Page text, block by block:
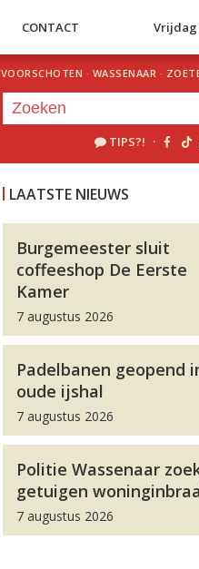
CONTACT Vrijdag
VOORSCHOTEN · WASSENAAR ·
TIPS?! ·
LAATSTE NIEUWS
Burgemeester sluit
coffeeshop De Eerste
Kamer
7 augustus 2026
Padelbanen geopend
oude ijshal
7 augustus 2026
Politie Wassenaar
getuigen
7 augustus 2026